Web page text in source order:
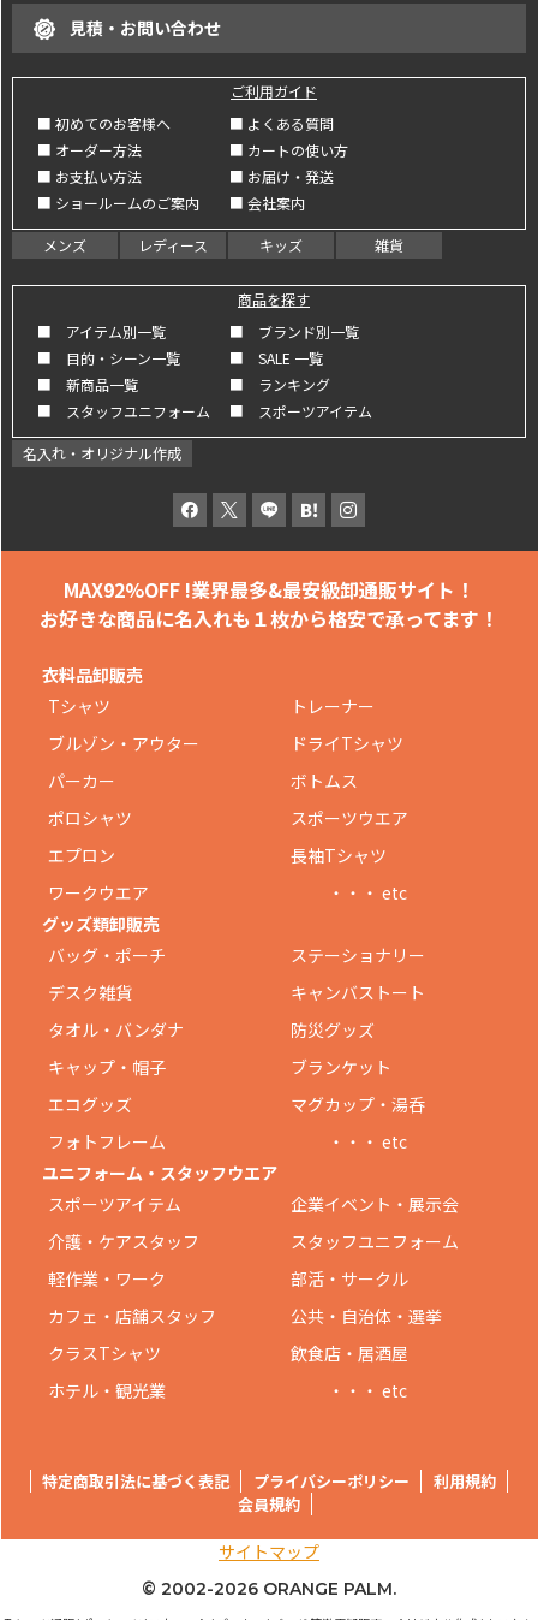
見積・お問い合わせ
ご利用ガイド
■ 初めてのお客様へ
■ よくある質問
■ オーダー方法
■ カートの使い方
■ お支払い方法
■ お届け・発送
■ ショールームのご案内
■ 会社案内
メンズ レディース キッズ 雑貨
商品を探す
■ アイテム別一覧
■ ブランド別一覧
■ 目的・シーン一覧
■ SALE 一覧
■ 新商品一覧
■ ランキング
■ スタッフユニフォーム
■ スポーツアイテム
名入れ・オリジナル作成
MAX92%OFF !業界最多&最安級卸通販サイト！
お好きな商品に名入れも １枚から格安で承ってます！
衣料品卸販売
Tシャツ
トレーナー
ブルゾン・アウター
ドライTシャツ
パーカー
ボトムス
ポロシャツ
スポーツウエア
エプロン
長袖Tシャツ
ワークウエア
・・・ etc
グッズ類卸販売
バッグ・ポーチ
ステーショナリー
デスク雑貨
キャンバストート
タオル・バンダナ
防災グッズ
キャップ・帽子
ブランケット
エコグッズ
マグカップ・湯呑
フォトフレーム
・・・ etc
ユニフォーム・スタッフウエア
スポーツアイテム
企業イベント・展示会
介護・ケアスタッフ
スタッフユニフォーム
軽作業・ワーク
部活・サークル
カフェ・店舗スタッフ
公共・自治体・選挙
クラスTシャツ
飲食店・居酒屋
ホテル・観光業
・・・ etc
特定商取引法に基づく表記 プライバシーポリシー
利用規約
会員規約
サイトマップ
© 2002-2026 ORANGE PALM.